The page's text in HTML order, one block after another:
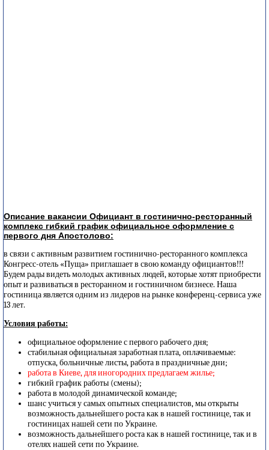
Описание вакансии Официант в гостинично-ресторанный
комплекс гибкий график официальное оформление с
первого дня Апостолово:
в связи с активным развитием гостинично-ресторанного комплекса
Конгресс-отель «Пуща» приглашает в свою команду официантов!!!
Будем рады видеть молодых активных людей, которые хотят приобрести
опыт и развиваться в ресторанном и гостиничном бизнесе. Наша
гостиница является одним из лидеров на рынке конференц-сервиса уже
13 лет.
Условия работы:
официальное оформление с первого рабочего дня;
стабильная официальная заработная плата, оплачиваемые:
отпуска, больничные листы, работа в праздничные дни;
работа в Киеве, для иногородних предлагаем жилье;
гибкий график работы (смены);
работа в молодой динамической команде;
шанс учиться у самых опытных специалистов, мы открыты
возможность дальнейшего роста как в нашей гостинице, так и
гостиницах нашей сети по Украине.
возможность дальнейшего роста как в нашей гостинице, так и в
отелях нашей сети по Украине.